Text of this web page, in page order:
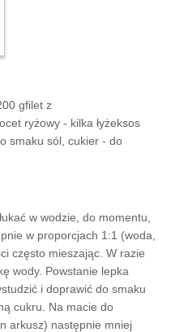
gfilet z
ryżowy - kilka łyżeksos
smaku sól, cukier - do
w wodzie, do momentu,
w proporcjach 1:1 (woda,
często mieszając. W razie
wody. Powstanie lepka
i doprawić do smaku
cukru. Na macie do
arkusz) następnie mniej